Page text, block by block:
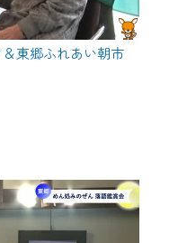
＆東郷ふれあい朝市
ルにともないメ
ます。
の画面が「メン
用いただけませ